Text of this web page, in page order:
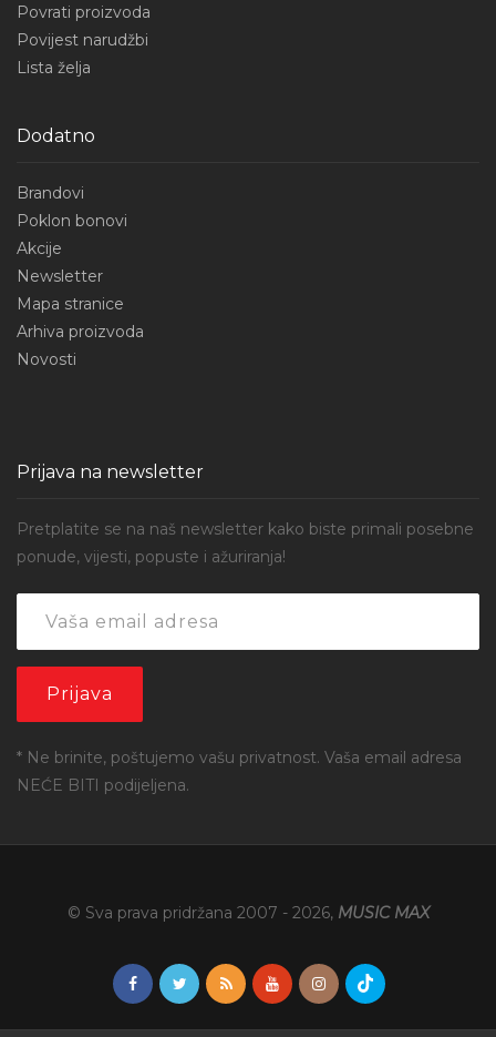
Povrati proizvoda
Povijest narudžbi
Lista želja
Dodatno
Brandovi
Poklon bonovi
Akcije
Newsletter
Mapa stranice
Arhiva proizvoda
Novosti
Prijava na newsletter
Pretplatite se na naš newsletter kako biste primali posebne
ponude, vijesti, popuste i ažuriranja!
* Ne brinite, poštujemo vašu privatnost. Vaša email adresa
NEĆE BITI podijeljena.
© Sva prava pridržana 2007 - 2026, MUSIC MAX